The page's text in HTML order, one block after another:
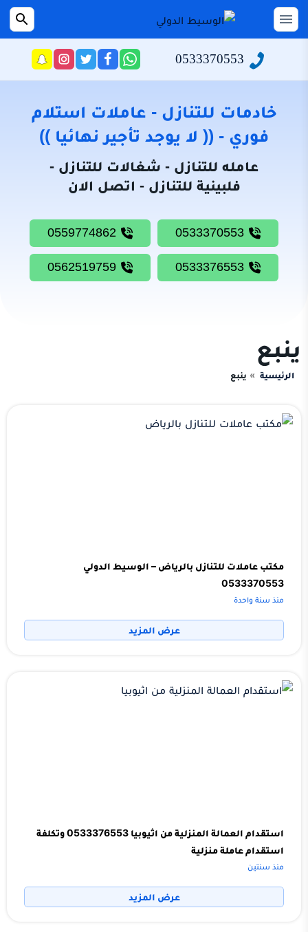
التجاوز
إلى
القائمة
الرئيسية
سياسة
الخصوصية
نحن
للتنازل
شغالات
للتنازل
بحث
0533370553
راسلنا
عبر
تابعنا
على
فيسبوك
تابعنا
على
تويتر
تابعنا
على
انستجرام
خادمات للتنازل - عاملات استلام
فوري - (( لا يوجد تأجير نهائيا ))
عامله للتنازل - شغالات للتنازل -
فلبينية للتنازل - اتصل الان
ينبع
الرئيسية ينبع
مكتب عاملات للتنازل بالرياض – الوسيط الدولي
0533370553
منذ سنة واحدة
عرض المزيد
استقدام العمالة المنزلية من اثيوبيا 0533376553 وتكلفة
استقدام عاملة منزلية
منذ سنتين
عرض المزيد